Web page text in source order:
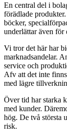
En central del i
förädlade
böcker,
underlättar även för
Vi tror det här har
marknadsandelar.
service och
Afv att det inte
med lägre
Över tid har starka
med kunder.
hög. De två största
risk.